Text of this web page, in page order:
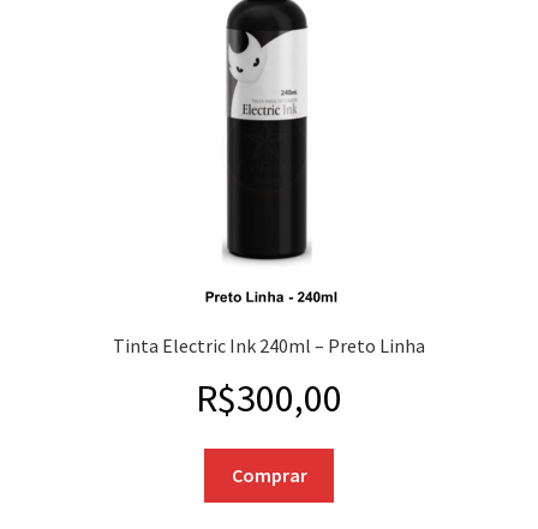
Tinta Electric Ink 240ml – Preto Linha
R$300,00
Comprar